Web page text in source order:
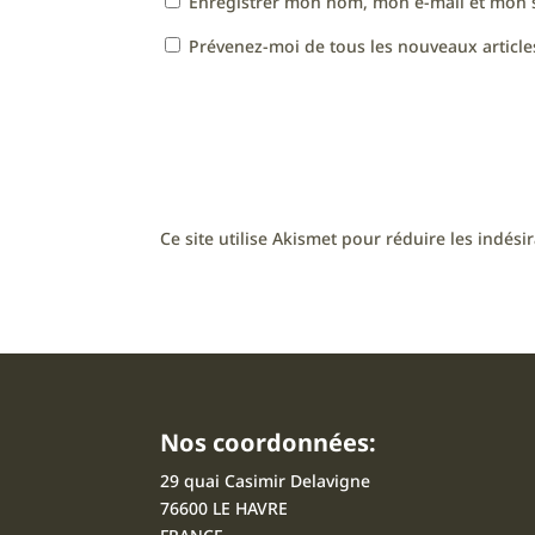
Prévenez-moi de tous les nouveaux
Ce site utilise Akismet pour réduire les
Nos coordonnées:
29 quai Casimir Delavigne
76600 LE HAVRE